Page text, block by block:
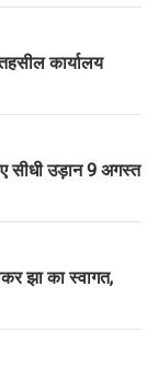
कार्यालय
सीधी उड़ान 9 अगस्त
झा का स्वागत,